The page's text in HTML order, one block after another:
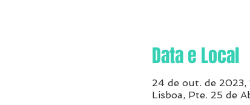
Data e Local
24 de out. de
Lisboa, Pte. 25 de